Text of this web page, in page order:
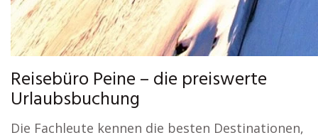
Reisebüro Peine – die preiswerte
Urlaubsbuchung
Die Fachleute kennen die besten Destinationen,